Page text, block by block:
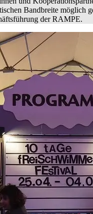
Bandbreite möglich
der RAMPE.